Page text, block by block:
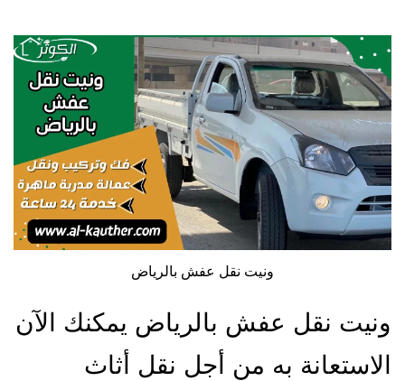
ونيت نقل عفش بالرياض
ونيت نقل عفش بالرياض يمكنك الآن
الاستعانة به من أجل نقل أثاث